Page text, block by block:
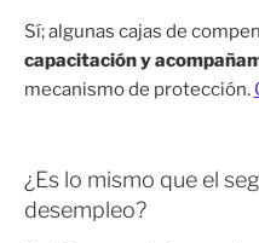
Sí; algunas cajas de
capacitación y
mecanismo de protección.
¿Es lo mismo que el
desempleo?